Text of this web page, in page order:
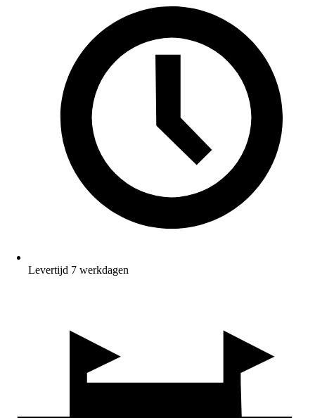
Levertijd 7 werkdagen